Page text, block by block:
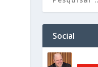
Social